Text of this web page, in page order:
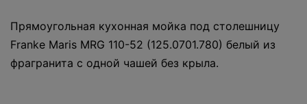
Прямоугольная кухонная мойка под столешницу
Franke Maris MRG 110-52 (125.0701.780) белый из
фрагранита с одной чашей без крыла.